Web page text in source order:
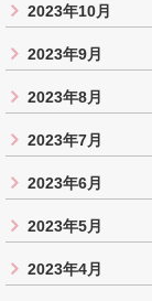
2023年10月
2023年9月
2023年8月
2023年7月
2023年6月
2023年5月
2023年4月